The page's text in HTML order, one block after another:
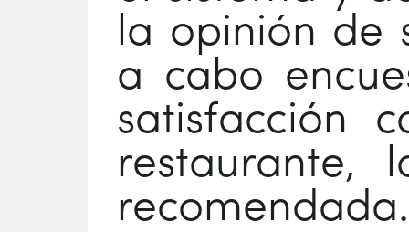
la opinión de
a cabo
satisfacción
restaurante,
recomendada.